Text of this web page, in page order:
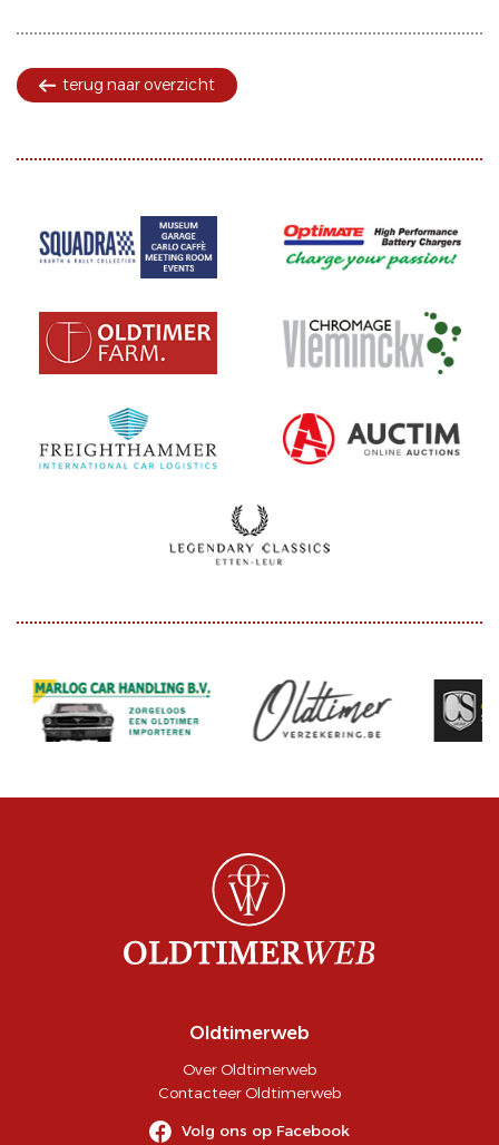
terug naar overzicht
Oldtimerweb
Over Oldtimerweb
Contacteer Oldtimerweb
Volg ons op Facebook